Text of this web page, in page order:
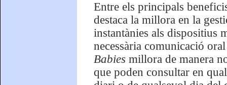
Entre els principals
destaca la millora en la
instantànies als dispositius
necessària comunicació
Babiesmillora de manera
que poden consultar en